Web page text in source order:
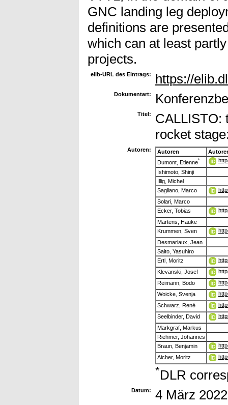
GNC landing leg
definitions are
which can at least
projects.
elib-URL des Eintrags: https://
Dokumentart:
Titel:
CALLISTO:
rocket
Autoren: Autoren
Dumont, Etienne*
Ishimoto, Shinji
Illig, Michel
Sagliano, Marco
Solari, Marco
Ecker, Tobias
Martens, Hauke
Krummen, Sven
Desmariaux, Jean
Saito, Yasuhiro
Ertl, Moritz
Klevanski, Josef
Reimann, Bodo
Woicke, Svenja
Schwarz, René
Seelbinder, David
Markgraf, Markus
Riehmer, Johannes
Braun, Benjamin
Aicher, Moritz
*DLR
Datum: 4 März 2022